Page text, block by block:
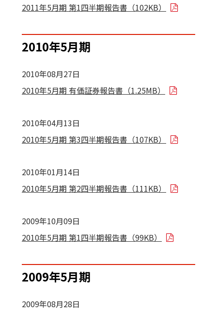
2011年5月期 第1四半期報告書（102KB）
2010年5月期
2010年08月27日
2010年5月期 有価証券報告書（1.25MB）
2010年04月13日
2010年5月期 第3四半期報告書（107KB）
2010年01月14日
2010年5月期 第2四半期報告書（111KB）
2009年10月09日
2010年5月期 第1四半期報告書（99KB）
2009年5月期
2009年08月28日